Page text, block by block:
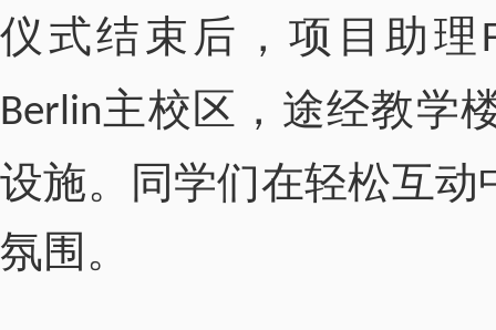
仪式结束后，项目助理
Berlin主校区，途经教学
设施。同学们在轻松互
氛围。